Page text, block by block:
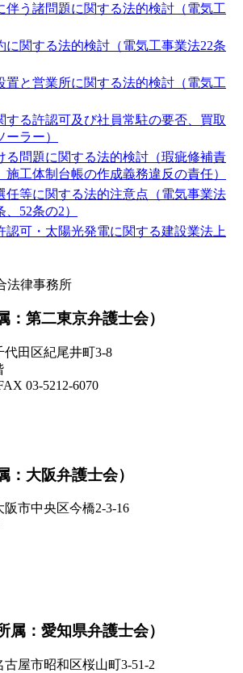
伴う諸問題に関する法的検討（電気工
に関する法的検討（電気工事業法22条
置と営業所に関する法的検討（電気工
する許認可及び社員常駐の要否、買取
ラー）
る問題に関する法的検討（瑕疵修補責
工体制台帳の作成義務違反の責任）
任等に関する法的注意点（電気事業法
52条の2）
認可・太陽光発電に関する建設業法上
：第二東京弁護士会）
代田区紀尾井町3-8
03-5212-6070
：大阪弁護士会）
阪市中央区今橋2-3-16
属：愛知県弁護士会）
古屋市昭和区桜山町3-51-2